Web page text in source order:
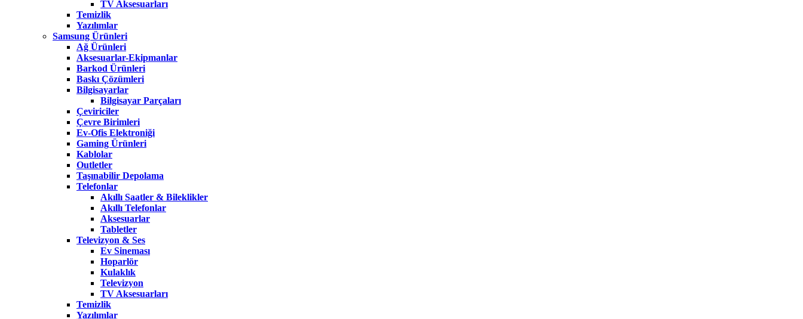
TV Aksesuarları
Temizlik
Yazılımlar
Samsung Ürünleri
Ağ Ürünleri
Aksesuarlar-Ekipmanlar
Barkod Ürünleri
Baskı Çözümleri
Bilgisayarlar
Bilgisayar Parçaları
Çeviriciler
Çevre Birimleri
Ev-Ofis Elektroniği
Gaming Ürünleri
Kablolar
Outletler
Taşınabilir Depolama
Telefonlar
Akıllı Saatler & Bileklikler
Akıllı Telefonlar
Aksesuarlar
Tabletler
Televizyon & Ses
Ev Sineması
Hoparlör
Kulaklık
Televizyon
TV Aksesuarları
Temizlik
Yazılımlar